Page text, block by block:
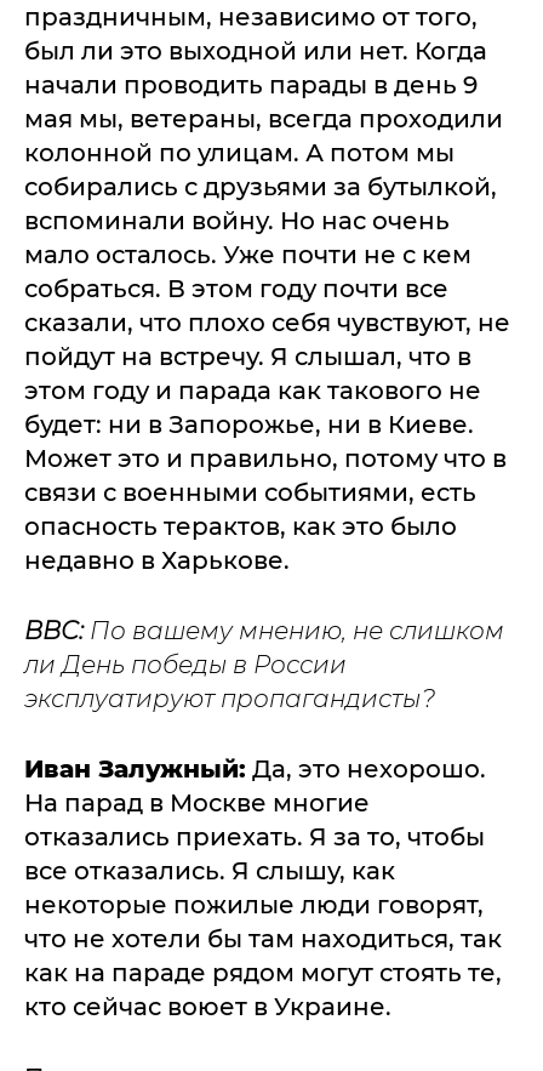
праздничным, независимо от того,
был ли это выходной или нет. Когда
начали проводить парады в день 9
мая мы, ветераны, всегда проходили
колонной по улицам. А потом мы
собирались с друзьями за бутылкой,
вспоминали войну. Но нас очень
мало осталось. Уже почти не с кем
собраться. В этом году почти все
сказали, что плохо себя чувствуют, не
пойдут на встречу. Я слышал, что в
этом году и парада как такового не
будет: ни в Запорожье, ни в Киеве.
Может это и правильно, потому что в
связи с военными событиями, есть
опасность терактов, как это было
недавно в Харькове.
ВВС:По вашему мнению, не слишком
ли День победы в России
эксплуатируют пропагандисты?
Иван Залужный: Да, это нехорошо.
На парад в Москве многие
отказались приехать. Я за то, чтобы
все отказались. Я слышу, как
некоторые пожилые люди говорят,
что не хотели бы там находиться, так
как на параде рядом могут стоять те,
кто сейчас воюет в Украине.